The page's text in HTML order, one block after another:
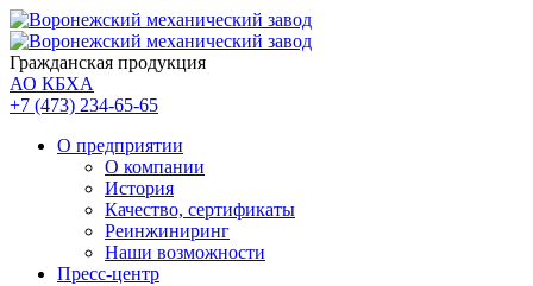
Гражданская продукция
АО КБХА
+7 (473) 234-65-65
О предприятии
О компании
История
Качество, сертификаты
Реинжиниринг
Наши возможности
Пресс-центр